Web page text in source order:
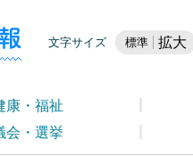
文字サイズ 標準 拡大
災害情報
康・福祉
会・選挙